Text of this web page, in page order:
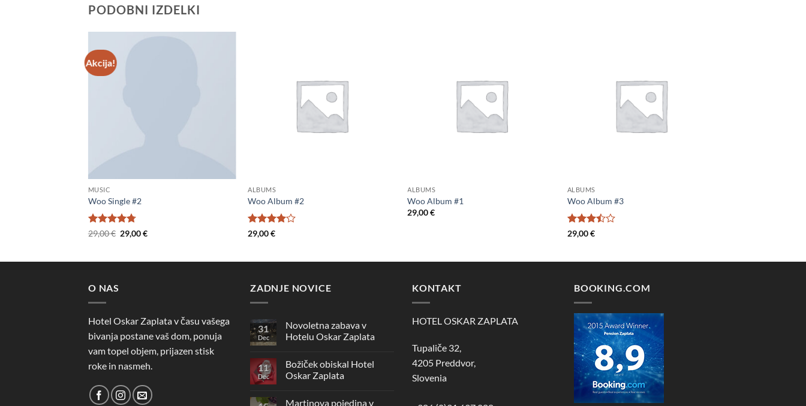
PODOBNI IZDELKI
Akcija!
MUSIC
Woo Single #2
Ocenjeno
29,00€ Izvirna
cena
29,00€Trenutna
ALBUMS
Woo Album #2
Ocenjeno
29,00€
ALBUMS
Woo Album #1
29,00€
ALBUMS
Woo Album #3
Ocenjeno
29,00€
O NAS
Hotel Oskar Zaplata v času vašega
bivanja postane vaš dom, ponuja
vam topel objem, prijazen stisk
roke in nasmeh.
ZADNJE NOVICE
31
Dec
Novoletna zabava v
Hotelu Oskar Zaplata
na
Novoletna
zabava
Oskar
11
Dec
Božiček obiskal Hotel
Oskar Zaplata
na
Martinova pojedina v
KONTAKT
HOTEL OSKAR ZAPLATA
Tupaliče 32,
4205 Preddvor,
Slovenia
BOOKING.COM